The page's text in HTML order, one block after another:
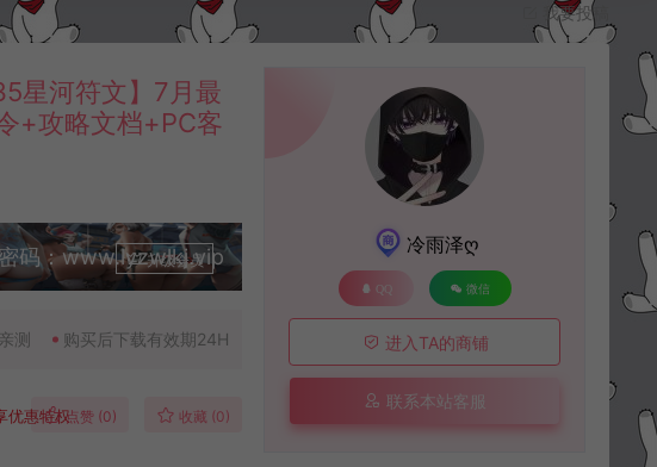
我要投稿
星河符文】7月最
+攻略文档+PC客
码：www.lyzwlkj.vip
升级会员
测 购买后下载有效期24H
优惠特权点赞 (0) 收藏 (0)
冷雨泽ღ
QQ 微信
进入TA的商铺
联系本站客服